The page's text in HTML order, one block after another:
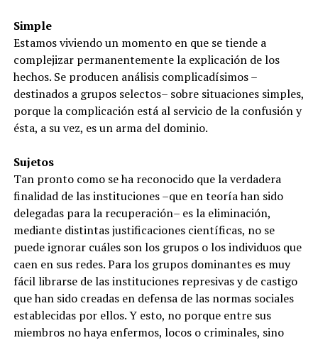
Simple
Estamos viviendo un momento en que se tiende a
complejizar permanentemente la explicación de los
hechos. Se producen análisis complicadísimos –
destinados a grupos selectos– sobre situaciones simples,
porque la complicación está al servicio de la confusión y
ésta, a su vez, es un arma del dominio.
Sujetos
Tan pronto como se ha reconocido que la verdadera
finalidad de las instituciones –que en teoría han sido
delegadas para la recuperación– es la eliminación,
mediante distintas justificaciones científicas, no se
puede ignorar cuáles son los grupos o los individuos que
caen en sus redes. Para los grupos dominantes es muy
fácil librarse de las instituciones represivas y de castigo
que han sido creadas en defensa de las normas sociales
establecidas por ellos. Y esto, no porque entre sus
miembros no haya enfermos, locos o criminales, sino